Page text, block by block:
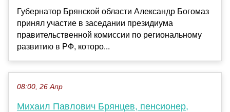
Губернатор Брянской области Александр Богомаз
принял участие в заседании президиума
правительственной комиссии по региональному
развитию в РФ, которо...
08:00, 26 Апр
Михаил Павлович Брянцев, пенсионер,